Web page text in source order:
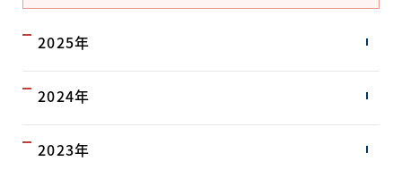
2025年
2024年
2023年